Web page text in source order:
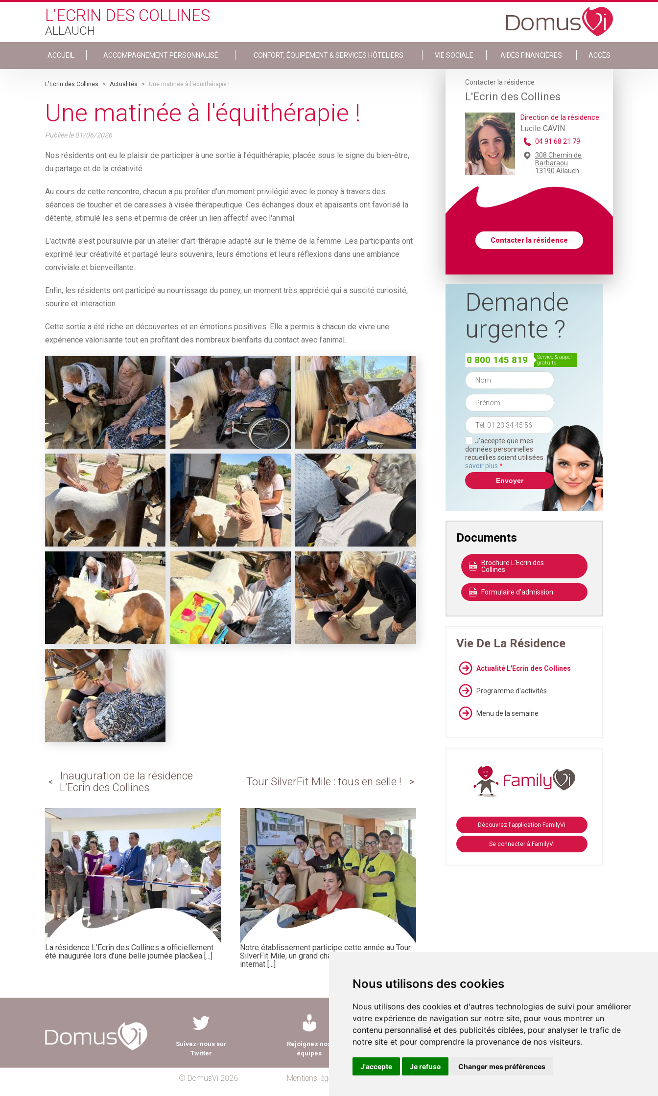
Nous utilisons des cookies
Nous utilisons des cookies et d'autres technologies de suivi pour améliorer
votre expérience de navigation sur notre site, pour vous montrer un
contenu personnalisé et des publicités ciblées, pour analyser le trafic de
notre site et pour comprendre la provenance de nos visiteurs.
J'accepte Je refuse Changer mes préférences
Skip to main content
L'ECRIN DES COLLINES
ALLAUCH
ACCUEIL ACCOMPAGNEMENT PERSONNALISÉ CONFORT, ÉQUIPEMENT & SERVICES HÔTELIERS VIE SOCIALE AIDES FINANCIÈRES ACCÈS
L'Ecrin des Collines > Actualités > Une matinée à l'équithérapie !
Une matinée à l'équithérapie !
Publiée le01/06/2026
Nos résidents ont eu le plaisir de participer à une sortie à l'équithérapie, placée sous le signe du bien-être,
du partage et de la créativité.
Au cours de cette rencontre, chacun a pu profiter d'un moment privilégié avec le poney à travers des
séances de toucher et de caresses à visée thérapeutique. Ces échanges doux et apaisants ont favorisé la
détente, stimulé les sens et permis de créer un lien affectif avec l'animal.
L'activité s'est poursuivie par un atelier d'art-thérapie adapté sur le thème de la femme. Les participants ont
exprimé leur créativité et partagé leurs souvenirs, leurs émotions et leurs réflexions dans une ambiance
conviviale et bienveillante.
Enfin, les résidents ont participé au nourrissage du poney, un moment très apprécié qui a suscité curiosité,
sourire et interaction.
Cette sortie a été riche en découvertes et en émotions positives. Elle a permis à chacun de vivre une
expérience valorisante tout en profitant des nombreux bienfaits du contact avec l'animal.
Inauguration de la résidence
L’Ecrin des Collines
La résidence L’Ecrin des Collines a officiellement
été inaugurée lors d’une belle journée plac&ea [...]
Tour SilverFit Mile : tous en selle !
Notre établissement participe cette année au Tour
SilverFit Mile, un grand challenge cycliste et sportif
internat [...]
Contacter la résidence
L'Ecrin des Collines
Direction de la résidence:
Lucile CAVIN
04 91 68 21 79
308 Chemin de
Barbaraou
13190 Allauch
Contacter la résidence
Demande
urgente ?
0 800 145 819
service & appel
gratuits
J'accepte que mes
données personnelles
recueillies soient utilisées. En
savoir plus *
Documents
Brochure L'Ecrin des
Collines
Formulaire d'admission
Vie De La Résidence
Actualité L'Ecrin des Collines
Programme d'activités
Menu de la semaine
Découvrez l'application FamilyVi
Se connecter à FamilyVi
Suivez-nous sur
Twitter
Rejoignez nos
équipes
Nous contacter
© DomusVi 2026 Mentions légales
Données personnelles et